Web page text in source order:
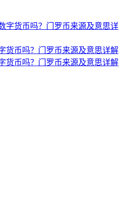
货币吗？门罗币来源及意思详解
货币吗？门罗币来源及意思详解